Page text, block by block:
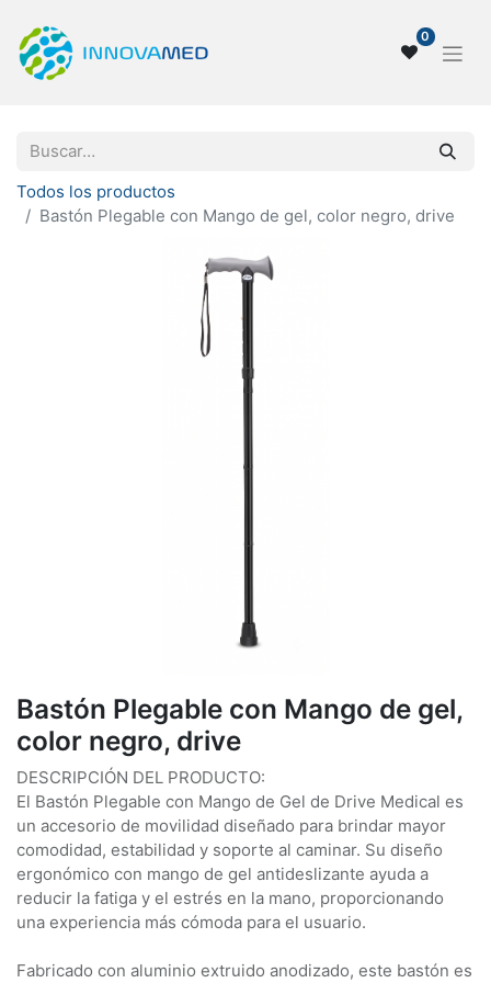
0
Todos los productos
Bastón Plegable con Mango de gel, color negro, drive
Bastón Plegable con Mango de gel,
color negro, drive
DESCRIPCIÓN DEL PRODUCTO:
El Bastón Plegable con Mango de Gel de Drive Medical es
un accesorio de movilidad diseñado para brindar mayor
comodidad, estabilidad y soporte al caminar. Su diseño
ergonómico con mango de gel antideslizante ayuda a
reducir la fatiga y el estrés en la mano, proporcionando
una experiencia más cómoda para el usuario.
Fabricado con aluminio extruido anodizado, este bastón es